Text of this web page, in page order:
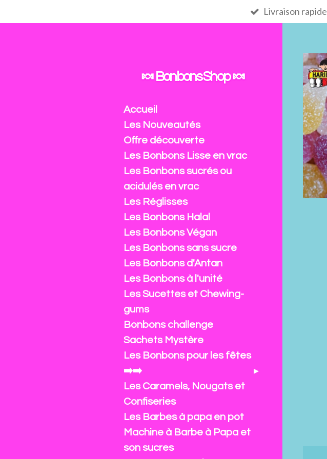
au
Livraison rapide
🍬 Bonbons Shop 🍬
Accueil
Les Nouveautés
Offre découverte
Les Bonbons Lisse en vrac
Les Bonbons sucrés ou
acidulés en vrac
Les Réglisses
Les Bonbons Halal
Les Bonbons Végan
Les Bonbons sans sucre
Les Bonbons d'Antan
Les Bonbons à l'unité
Les Sucettes et Chewing-
gums
Bonbons challenge
Sachets Mystère
Les Bonbons pour les fêtes
➡️➡️
Les Caramels, Nougats et
Confiseries
Les Barbes à papa en pot
Machine à Barbe à Papa et
son sucres